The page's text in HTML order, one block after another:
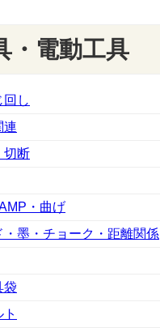
・電動工具
回し
連
切断
・曲げ
・墨・チョーク・距離関係
袋